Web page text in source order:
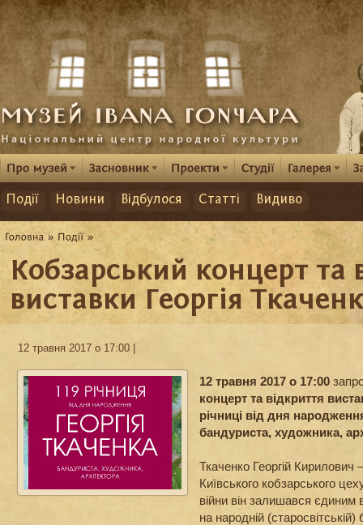
Події Новини Відбулося Статті Видиво
Кобзарський концерт та
виставки Георгія
12 травня 2017 о 17:00 |
12 травня 2017 о 17:00
концерт та відкриття
річниці від дня
бандуриста, художника,
Ткаченко Георгій Кирилович
Київського кобзарського
війни він залишався єдиним в
на народній